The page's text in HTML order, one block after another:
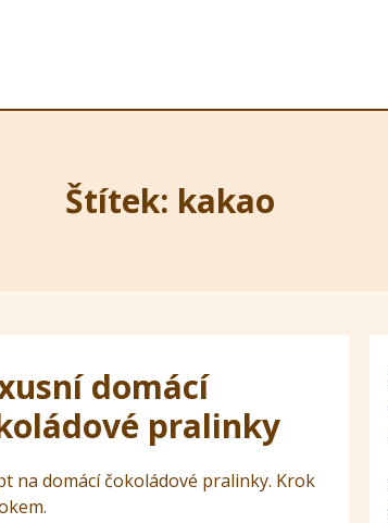
Štítek: kakao
domácí
pralinky
na domácí čokoládové pralinky. Krok